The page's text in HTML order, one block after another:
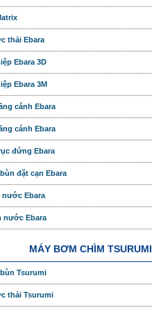
thải Ebara
Ebara 3D
Ebara 3M
cánh Ebara
cánh Ebara
đứng Ebara
đặt cạn Ebara
Ebara
nước Ebara
MÁY BƠM CHÌM TSURUMI
Tsurumi
thải Tsurumi